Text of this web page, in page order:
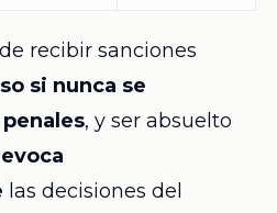
recibir sanciones
si nunca se
, y ser absuelto
las decisiones del